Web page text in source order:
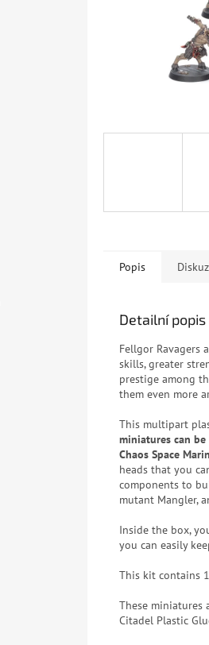
Popis
Detailní
Fellgor Ravagers
skills, greater
prestige among
them even more
This multipart
miniatures can
Chaos Space
heads that you
components to
mutant Mangler,
Inside the box,
you can easily
This kit contains
These miniatures
Citadel Plastic